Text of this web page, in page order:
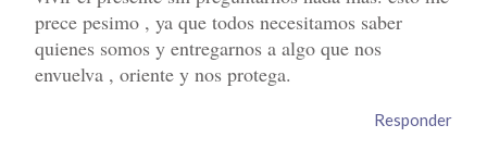
prece pesimo , ya que todos necesitamos saber
quienes somos y entregarnos a algo que nos
envuelva , oriente y nos protega.
Responder